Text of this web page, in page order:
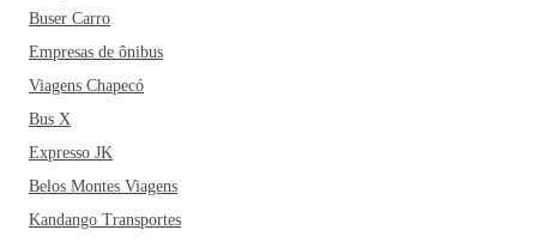
Buser Carro
Empresas de ônibus
Viagens Chapecó
Bus X
Expresso JK
Belos Montes Viagens
Kandango Transportes